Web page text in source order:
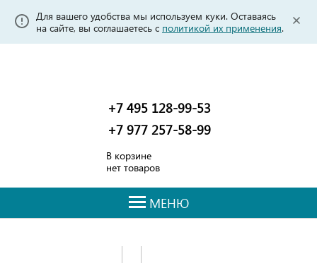
Для вашего удобства мы используем куки. Оставаясь
на сайте, вы соглашаетесь с политикой их применения.
+7 495 128-99-53
+7 977 257-58-99
В корзине
нет товаров
МЕНЮ